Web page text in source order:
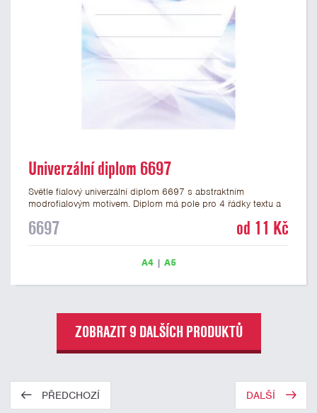
Univerzální diplom 6697
Světle fialový univerzální diplom 6697 s abstraktním
modrofialovým motivem. Diplom má pole pro 4 řádky textu a
ve formátu A4 a A5. Papírový diplom s univerzálním
6697 od 11 Kč
A4| A5
ZOBRAZIT 9 DALŠÍCH PRODUKTŮ
PŘEDCHOZÍ DALŠÍ